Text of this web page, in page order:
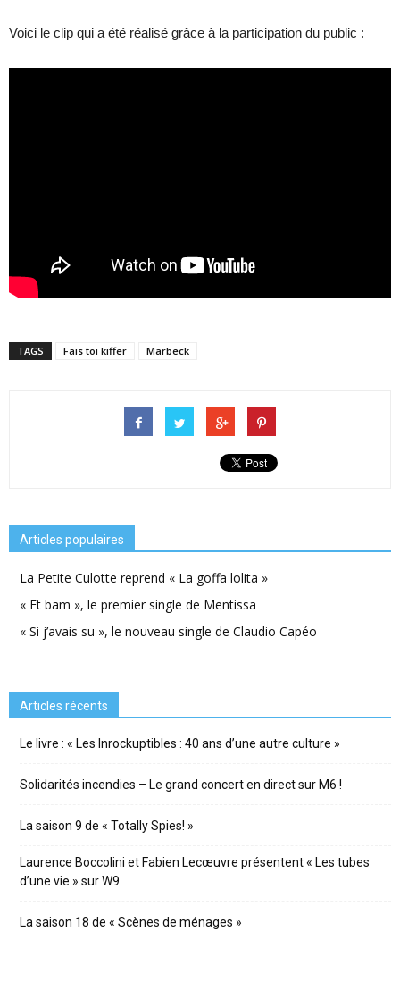
Voici le clip qui a été réalisé grâce à la participation du public :
TAGS Fais toi kiffer Marbeck
Articles populaires
La Petite Culotte reprend « La goffa lolita »
« Et bam », le premier single de Mentissa
« Si j’avais su », le nouveau single de Claudio Capéo
Articles récents
Le livre : « Les Inrockuptibles : 40 ans d’une autre culture »
Solidarités incendies – Le grand concert en direct sur M6 !
La saison 9 de « Totally Spies! »
Laurence Boccolini et Fabien Lecœuvre présentent « Les tubes
d’une vie » sur W9
La saison 18 de « Scènes de ménages »